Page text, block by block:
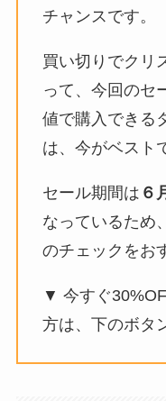
チャンスです。
買い切りでクリ
って、今回のセ
値で購入できる
は、今がベスト
セール期間は ６
なっているため
のチェックをお
▼ 今すぐ
方は、下のボタ